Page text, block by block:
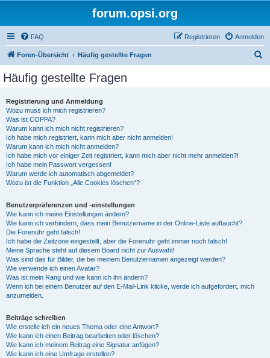
forum.opsi.org
FAQ Anmelden
Registrieren
Foren-Übersicht Häufig gestellte Fragen
Häufig gestellte Fragen
Registrierung und Anmeldung
Wozu muss ich mich registrieren?
Was ist COPPA?
Warum kann ich mich nicht registrieren?
Ich habe mich registriert, kann mich aber nicht anmelden!
Warum kann ich mich nicht anmelden?
Ich habe mich vor einiger Zeit registriert, kann mich aber nicht mehr anmelden?!
Ich habe mein Passwort vergessen!
Warum werde ich automatisch abgemeldet?
Wozu ist die Funktion „Alle Cookies löschen“?
Benutzerpräferenzen und -einstellungen
Wie kann ich meine Einstellungen ändern?
Wie kann ich verhindern, dass mein Benutzername in der Online-Liste auftaucht?
Die Forenuhr geht falsch!
Ich habe die Zeitzone eingestellt, aber die Forenuhr geht immer noch falsch!
Meine Sprache steht auf diesem Board nicht zur Auswahl!
Was sind das für Bilder, die bei meinem Benutzernamen angezeigt werden?
Wie verwende ich einen Avatar?
Was ist mein Rang und wie kann ich ihn ändern?
Wenn ich bei einem Benutzer auf den E-Mail-Link klicke, werde ich aufgefordert, mich
anzumelden.
Beiträge schreiben
Wie erstelle ich ein neues Thema oder eine Antwort?
Wie kann ich einen Beitrag bearbeiten oder löschen?
Wie kann ich meinem Beitrag eine Signatur anfügen?
Wie kann ich eine Umfrage erstellen?